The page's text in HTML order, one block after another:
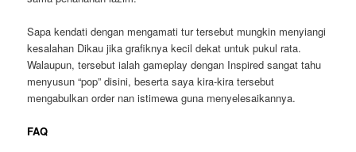
Sapa kendati dengan mengamati tur tersebut mungkin menyiangi
kesalahan Dikau jika grafiknya kecil dekat untuk pukul rata.
Walaupun, tersebut ialah gameplay dengan Inspired sangat tahu
menyusun “pop” disini, beserta saya kira-kira tersebut
mengabulkan order nan istimewa guna menyelesaikannya.
FAQ